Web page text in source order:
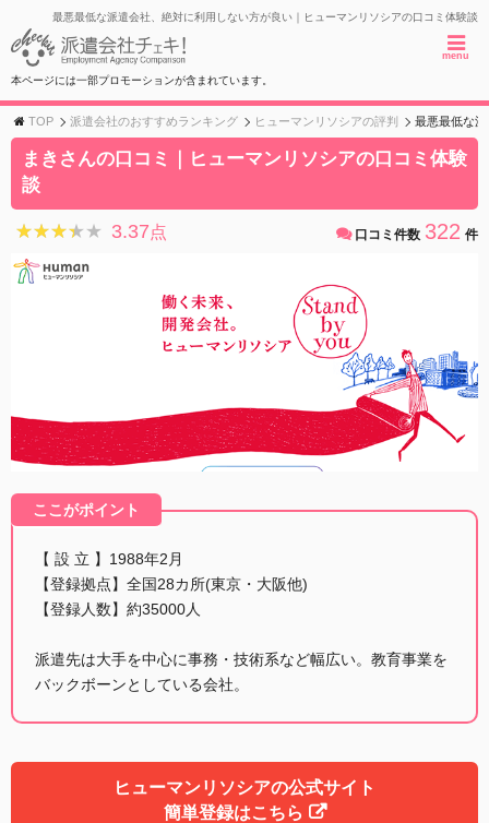
最悪最低な派遣会社、絶対に利用しない方が良い｜ヒューマンリソシアの口コミ体験談
menu
本ページには一部プロモーションが含まれています。
TOP 派遣会社のおすすめランキング ヒューマンリソシアの評判 最悪最低な
まきさんの口コミ｜ヒューマンリソシアの口コミ体験
談
★★★★★
★★★★★ 3.37点 口コミ件数 322 件
ここがポイント
【 設 立 】1988年2月
【登録拠点】全国28カ所(東京・大阪他)
【登録人数】約35000人
派遣先は大手を中心に事務・技術系など幅広い。教育事業を
バックボーンとしている会社。
ヒューマンリソシアの公式サイト
簡単登録はこちら